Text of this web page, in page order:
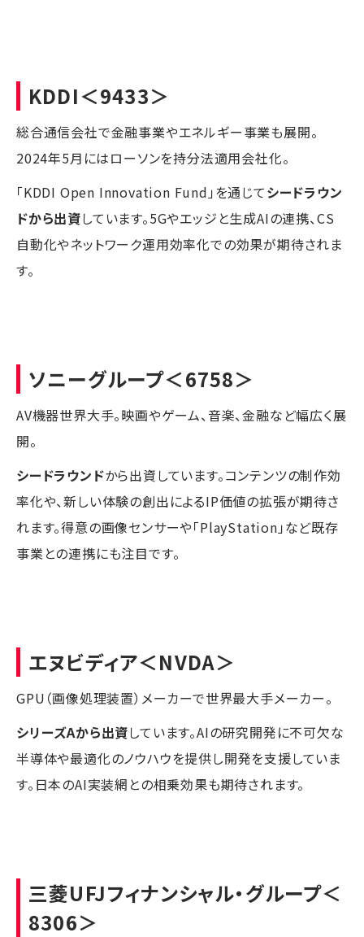
KDDI＜9433＞
総合通信会社で金融事業やエネルギー事業も展開。
2024年5月にはローソンを持分法適用会社化。
「KDDI Open Innovation Fund」を通じてシードラウン
ドから出資しています。5Gやエッジと生成AIの連携、CS
自動化やネットワーク運用効率化での効果が期待されま
す。
ソニーグループ＜6758＞
AV機器世界大手。映画やゲーム、音楽、金融など幅広く展
開。
シードラウンドから出資しています。コンテンツの制作効
率化や、新しい体験の創出によるIP価値の拡張が期待さ
れます。得意の画像センサーや「PlayStation」など既存
事業との連携にも注目です。
エヌビディア＜NVDA＞
GPU（画像処理装置）メーカーで世界最大手メーカー。
シリーズAから出資しています。AIの研究開発に不可欠な
半導体や最適化のノウハウを提供し開発を支援していま
す。日本のAI実装網との相乗効果も期待されます。
三菱UFJフィナンシャル・グループ＜
8306＞